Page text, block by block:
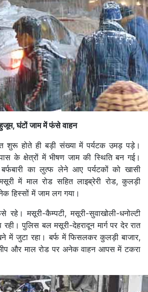
घंटों जाम में फंसे वाहन
शुरू होते ही बड़ी संख्या में पर्यटक उमड़ पड़े।
के क्षेत्रों में भीषण जाम की स्थिति बन गई।
का लुत्फ लेने आए पर्यटकों को खासी
में माल रोड सहित लाइब्रेरी रोड, कुलड़ी
हिस्सों में जाम लग गया।
मसूरी-कैम्पटी, मसूरी-सुवाखोली-धनोल्टी
रही। पुलिस बल मसूरी-देहरादून मार्ग पर देर रात
में जुटा रहा। बर्फ में फिसलकर कुलड़ी बाजार,
और माल रोड पर अनेक वाहन आपस में टकरा